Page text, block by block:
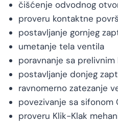
čišćenje odvodnog
proveru kontaktne
postavljanje gornjeg
umetanje tela ventila
poravnanje sa prelivnim
postavljanje donjeg
ravnomerno zatezanje
povezivanje sa sifonom
proveru Klik-Klak